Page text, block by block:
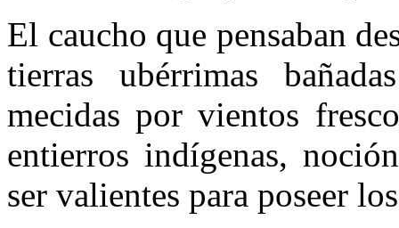
El caucho que pensaban
tierras ubérrimas
mecidas por vientos
entierros indígenas,
ser valientes para poseer